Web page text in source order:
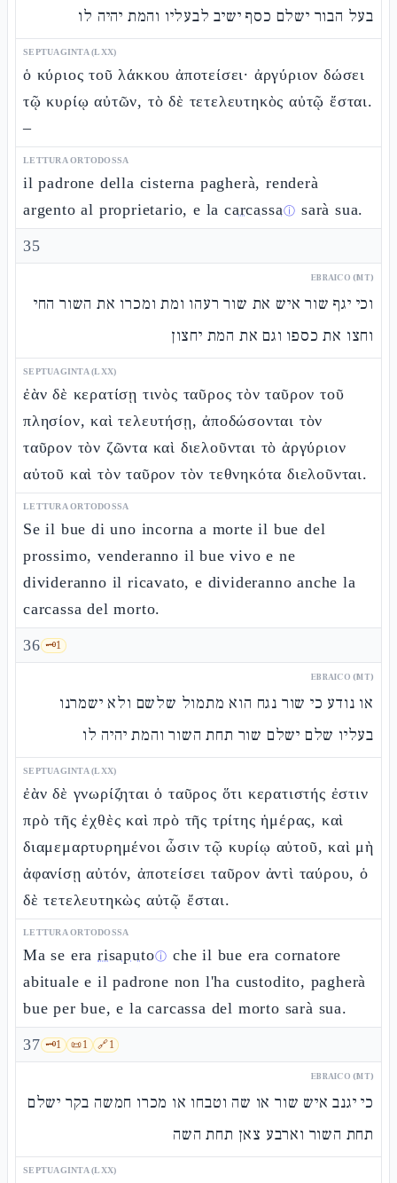
בעל הבור ישלם כסף ישיב לבעליו והמת יהיה לו
SEPTUAGINTA (LXX)
ὁ κύριος τοῦ λάκκου ἀποτείσει· ἀργύριον δώσει
τῷ κυρίῳ αὐτῶν, τὸ δὲ τετελευτηκὸς αὐτῷ ἔσται.
–
LETTURA ORTODOSSA
il padrone della cisterna pagherà, renderà
argento al proprietario, e lacarcassaⓘ sarà sua.
35
EBRAICO (MT)
וכי יגף שור איש את שור רעהו ומת ומכרו את השור החי
וחצו את כספו וגם את המת יחצון
SEPTUAGINTA (LXX)
ἐὰν δὲ κερατίσῃ τινὸς ταῦρος τὸν ταῦρον τοῦ
πλησίον, καὶ τελευτήσῃ, ἀποδώσονται τὸν
ταῦρον τὸν ζῶντα καὶ διελοῦνται τὸ ἀργύριον
αὐτοῦ καὶ τὸν ταῦρον τὸν τεθνηκότα διελοῦνται.
LETTURA ORTODOSSA
Se il bue di uno incorna a morte il bue del
prossimo, venderanno il bue vivo e ne
divideranno il ricavato, e divideranno anche la
carcassa del morto.
36 🗝️1
EBRAICO (MT)
או נודע כי שור נגח הוא מתמול שלשם ולא ישמרנו
בעליו שלם ישלם שור תחת השור והמת יהיה לו
SEPTUAGINTA (LXX)
ἐὰν δὲ γνωρίζηται ὁ ταῦρος ὅτι κερατιστής ἐστιν
πρὸ τῆς ἐχθὲς καὶ πρὸ τῆς τρίτης ἡμέρας, καὶ
διαμεμαρτυρημένοι ὦσιν τῷ κυρίῳ αὐτοῦ, καὶ μὴ
ἀφανίσῃ αὐτόν, ἀποτείσει ταῦρον ἀντὶ ταύρου, ὁ
δὲ τετελευτηκὼς αὐτῷ ἔσται.
LETTURA ORTODOSSA
Ma se era risaputoⓘ che il bue era cornatore
abituale e il padrone non l'ha custodito, pagherà
bue per bue, e la carcassa del morto sarà sua.
37 🗝️1 📜1 🔗1
EBRAICO (MT)
כי יגנב איש שור או שה וטבחו או מכרו חמשה בקר ישלם
תחת השור וארבע צאן תחת השה
SEPTUAGINTA (LXX)